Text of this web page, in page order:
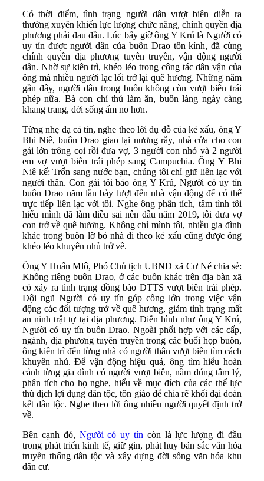
Có thời điểm, tình trạng người dân vượt biên diễn ra
thường xuyên khiến lực lượng chức năng, chính quyền địa
phương phải đau đầu. Lúc bấy giờ ông Y Krú là Người có
uy tín được người dân của buôn Drao tôn kính, đã cùng
chính quyền địa phương tuyên truyền, vận động người
dân. Nhờ sự kiên trì, khéo léo trong công tác dân vận của
ông mà nhiều người lạc lối trở lại quê hương. Những năm
gần đây, người dân trong buôn không còn vượt biên trái
phép nữa. Bà con chí thú làm ăn, buôn làng ngày càng
khang trang, đời sống ấm no hơn.
Từng nhẹ dạ cả tin, nghe theo lời dụ dỗ của kẻ xấu, ông Y
Bhi Niê, buôn Drao giao lại nương rẫy, nhà cửa cho con
gái lớn trông coi rồi đưa vợ, 3 người con nhỏ và 2 người
em vợ vượt biên trái phép sang Campuchia. Ông Y Bhi
Niê kể: Trốn sang nước bạn, chúng tôi chỉ giữ liên lạc với
người thân. Con gái tôi bảo ông Y Krú, Người có uy tín
buôn Drao năm lần bảy lượt đến nhà vận động để có thể
trực tiếp liên lạc với tôi. Nghe ông phân tích, tâm tình tôi
hiểu mình đã làm điều sai nên đầu năm 2019, tôi đưa vợ
con trở về quê hương. Không chỉ mình tôi, nhiều gia đình
khác trong buôn lỡ bỏ nhà đi theo kẻ xấu cũng được ông
khéo léo khuyên nhủ trở về.
Ông Y Huấn Mlô, Phó Chủ tịch UBND xã Cư Né chia sẻ:
Không riêng buôn Drao, ở các buôn khác trên địa bàn xã
có xảy ra tình trạng đồng bào DTTS vượt biên trái phép.
Đội ngũ Người có uy tín góp công lớn trong việc vận
động các đối tượng trở về quê hương, giảm tình trạng mất
an ninh trật tự tại địa phương. Điển hình như ông Y Krú,
Người có uy tín buôn Drao. Ngoài phối hợp với các cấp,
ngành, địa phương tuyên truyền trong các buổi họp buôn,
ông kiên trì đến từng nhà có người thân vượt biên tìm cách
khuyên nhủ. Để vận động hiệu quả, ông tìm hiểu hoàn
cảnh từng gia đình có người vượt biên, nắm đúng tâm lý,
phân tích cho họ nghe, hiểu về mục đích của các thế lực
thù địch lợi dụng dân tộc, tôn giáo để chia rẽ khối đại đoàn
kết dân tộc. Nghe theo lời ông nhiều người quyết định trở
về.
Bên cạnh đó, Người có uy tín còn là lực lượng đi đầu
trong phát triển kinh tế, giữ gìn, phát huy bản sắc văn hóa
truyền thống dân tộc và xây dựng đời sống văn hóa khu
dân cư.